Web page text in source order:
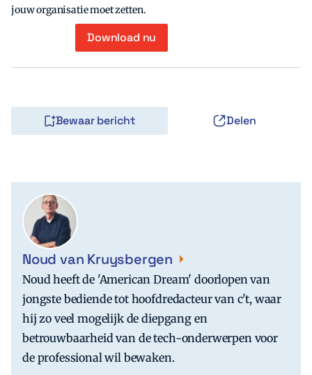
jouw organisatie moet zetten.
Download nu
Bewaar bericht Delen
Noud van Kruysbergen
Noud heeft de 'American Dream' doorlopen van
jongste bediende tot hoofdredacteur van c't, waar
hij zo veel mogelijk de diepgang en
betrouwbaarheid van de tech-onderwerpen voor
de professional wil bewaken.